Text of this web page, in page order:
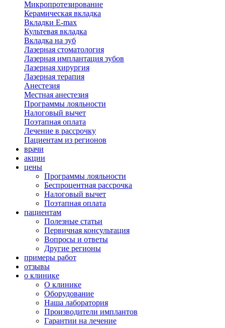
Микропротезирование
Керамическая вкладка
Вкладки E-max
Культевая вкладка
Вкладка на зуб
Лазерная стоматология
Лазерная имплантация зубов
Лазерная хирургия
Лазерная терапия
Анестезия
Местная анестезия
Программы лояльности
Налоговый вычет
Поэтапная оплата
Лечение в рассрочку
Пациентам из регионов
врачи
акции
цены
Программы лояльности
Беспроцентная рассрочка
Налоговый вычет
Поэтапная оплата
пациентам
Полезные статьи
Первичная консультация
Вопросы и ответы
Другие регионы
примеры работ
отзывы
о клинике
О клинике
Оборудование
Наша лаборатория
Производители имплантов
Гарантии на лечение